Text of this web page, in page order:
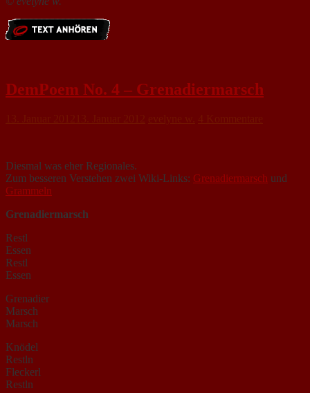
DemPoem No. 4 – Grenadiermarsch
Diesmal was eher Regionales.
Zum besseren Verstehen zwei Wiki-Links: Grenadiermarsch und
Grammeln
Grenadiermarsch
Restl
Essen
Restl
Essen
Grenadier
Marsch
Marsch
Knödel
Restln
Fleckerl
Restln